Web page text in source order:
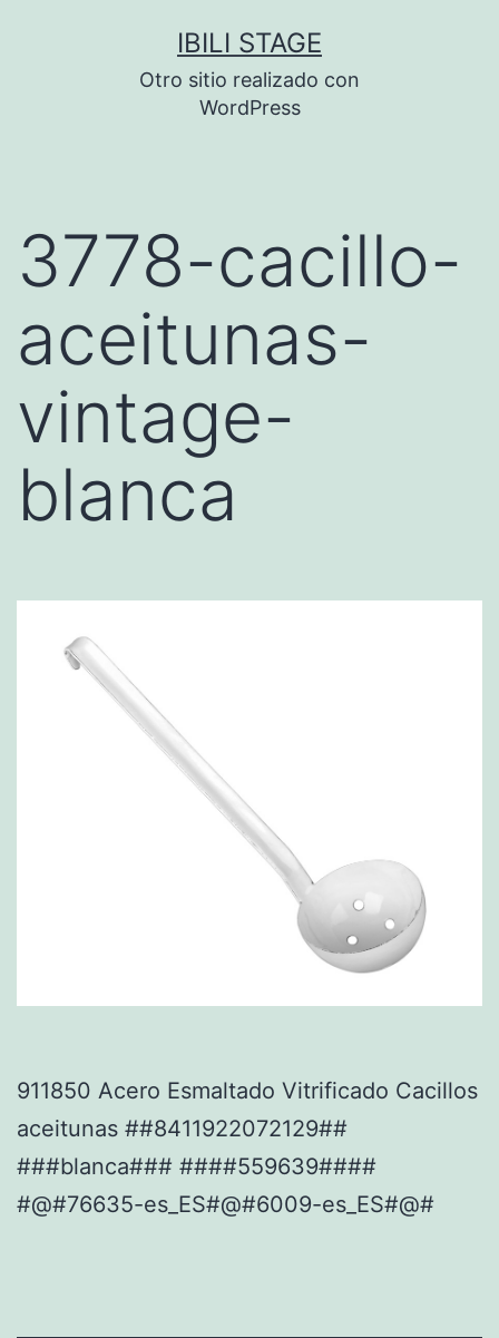
IBILI STAGE
Otro sitio realizado con
WordPress
3778-cacillo-
aceitunas-
vintage-
blanca
911850 Acero Esmaltado Vitrificado Cacillos
aceitunas ##8411922072129##
###blanca### ####559639####
#@#76635-es_ES#@#6009-es_ES#@#